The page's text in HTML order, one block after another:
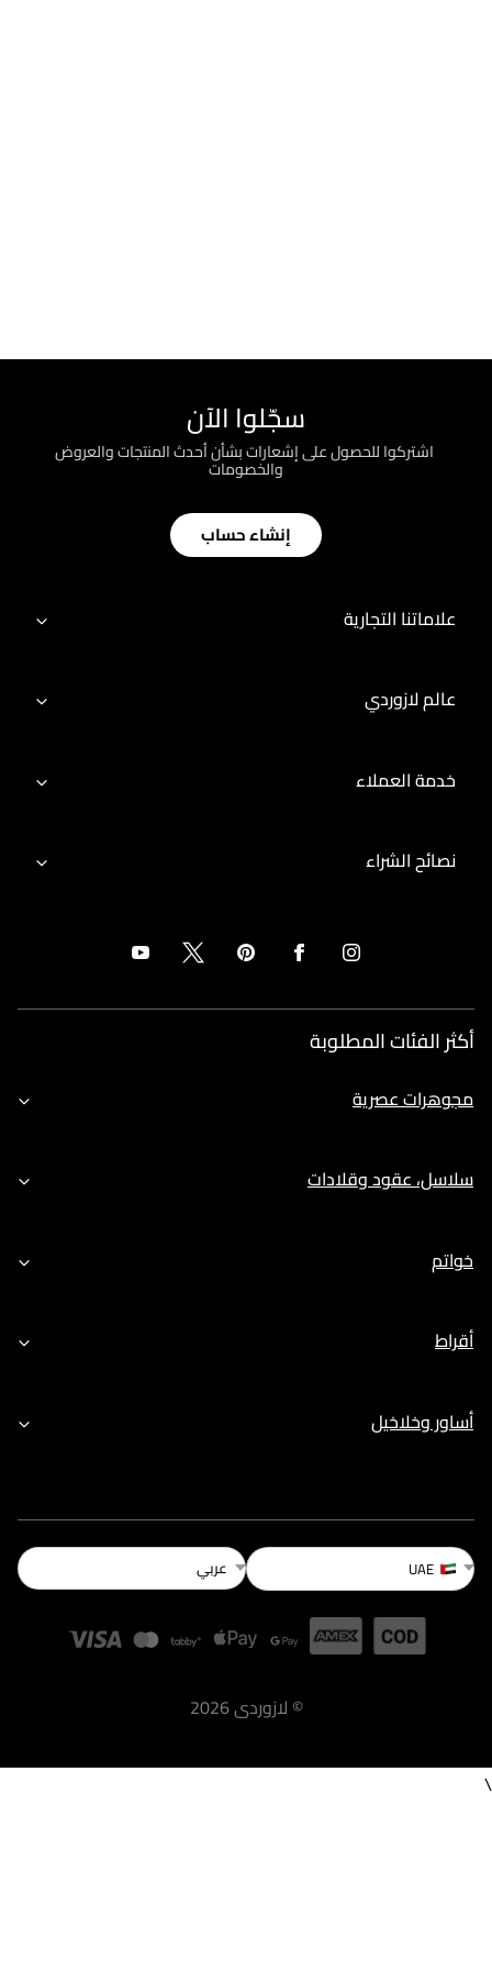
سجّلوا الآن
؜ اشتركوا للحصول على إشعارات بشأن أحدث المنتجات والعروض
والخصومات
إنشاء حساب
علاماتنا التجارية
عالم لازوردي
خدمة العملاء
نصائح الشراء
أكثر الفئات المطلوبة
مجوهرات عصرية
سلاسل، عقود وقلادات
خواتم
أقراط
أساور وخلاخيل
UAE عربي
© لازوردى2026
\